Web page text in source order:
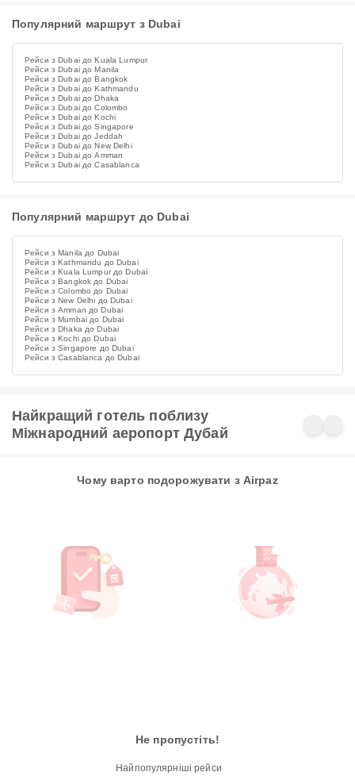
Популярний маршрут з Dubai
Рейси з Dubai до Kuala Lumpur
Рейси з Dubai до Manila
Рейси з Dubai до Bangkok
Рейси з Dubai до Kathmandu
Рейси з Dubai до Dhaka
Рейси з Dubai до Colombo
Рейси з Dubai до Kochi
Рейси з Dubai до Singapore
Рейси з Dubai до Jeddah
Рейси з Dubai до New Delhi
Рейси з Dubai до Amman
Рейси з Dubai до Casablanca
Популярний маршрут до Dubai
Рейси з Manila до Dubai
Рейси з Kathmandu до Dubai
Рейси з Kuala Lumpur до Dubai
Рейси з Bangkok до Dubai
Рейси з Colombo до Dubai
Рейси з New Delhi до Dubai
Рейси з Amman до Dubai
Рейси з Mumbai до Dubai
Рейси з Dhaka до Dubai
Рейси з Kochi до Dubai
Рейси з Singapore до Dubai
Рейси з Casablanca до Dubai
Найкращий готель поблизу
Міжнародний аеропорт Дубай
Чому варто подорожувати з Airpaz
Не пропустіть!
Найпопулярніші рейси